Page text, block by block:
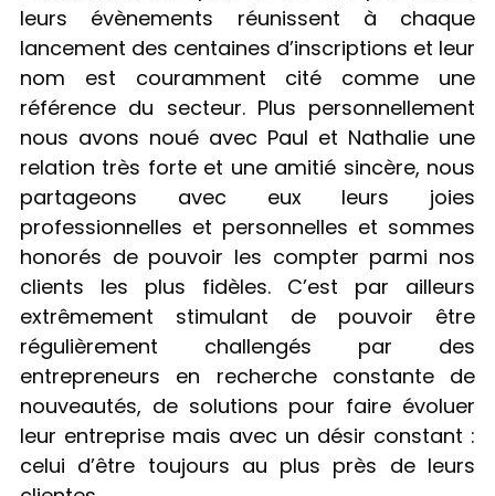
leurs évènements réunissent à chaque
lancement des centaines d’inscriptions et leur
nom est couramment cité comme une
référence du secteur. Plus personnellement
nous avons noué avec Paul et Nathalie une
relation très forte et une amitié sincère, nous
partageons avec eux leurs joies
professionnelles et personnelles et sommes
honorés de pouvoir les compter parmi nos
clients les plus fidèles. C’est par ailleurs
extrêmement stimulant de pouvoir être
régulièrement challengés par des
entrepreneurs en recherche constante de
nouveautés, de solutions pour faire évoluer
leur entreprise mais avec un désir constant :
celui d’être toujours au plus près de leurs